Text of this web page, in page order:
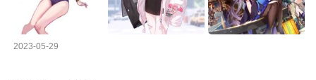
2023-05-29